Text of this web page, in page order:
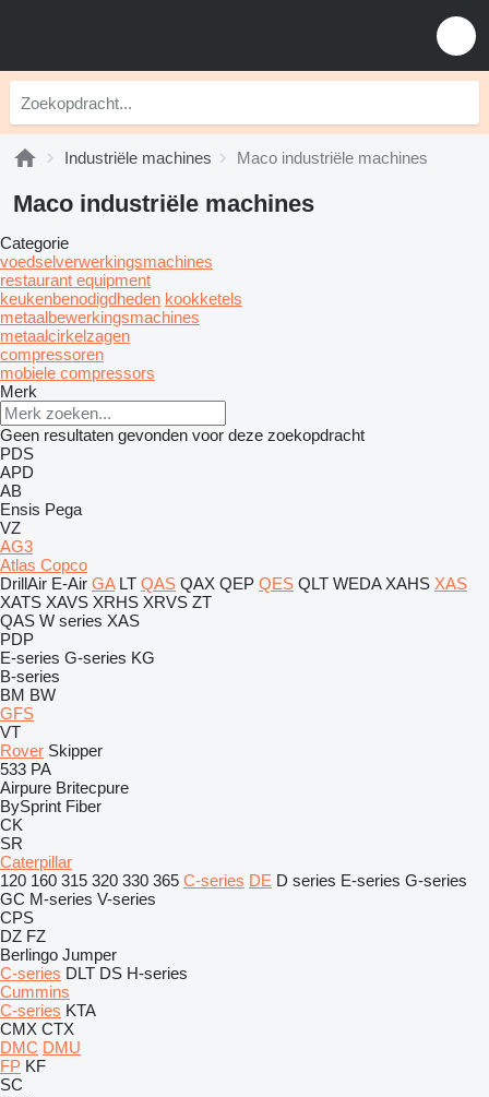
Industriële machines Maco industriële machines
Maco industriële machines
Categorie
voedselverwerkingsmachines
restaurant equipment
keukenbenodigdheden kookketels
metaalbewerkingsmachines
metaalcirkelzagen
compressoren
mobiele compressors
Merk
Geen resultaten gevonden voor deze zoekopdracht
PDS
APD
AB
Ensis Pega
VZ
AG3
Atlas Copco
DrillAir E-Air GA LT QAS QAX QEP QES QLT WEDA XAHS XAS
XATS XAVS XRHS XRVS ZT
QAS W series XAS
PDP
E-series G-series KG
B-series
BM BW
GFS
VT
Rover Skipper
533 PA
Airpure Britecpure
BySprint Fiber
CK
SR
Caterpillar
120 160 315 320 330 365 C-series DE D series E-series G-series
GC M-series V-series
CPS
DZ FZ
Berlingo Jumper
C-series DLT DS H-series
Cummins
C-series KTA
CMX CTX
DMC DMU
FP KF
SC